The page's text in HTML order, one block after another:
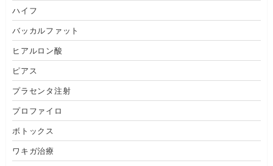
ハイフ
バッカルファット
ヒアルロン酸
ピアス
プラセンタ注射
プロファイロ
ボトックス
ワキガ治療